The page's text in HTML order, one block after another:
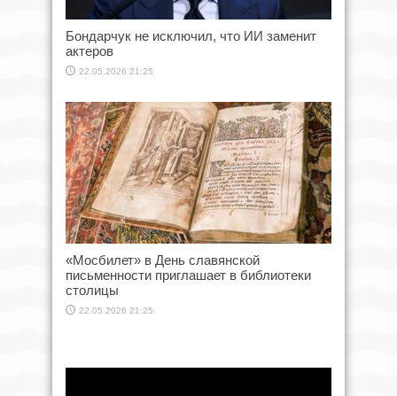
Бондарчук не исключил, что ИИ заменит
актеров
22.05.2026 21:25
«Мосбилет» в День славянской
письменности приглашает в библиотеки
столицы
22.05.2026 21:25